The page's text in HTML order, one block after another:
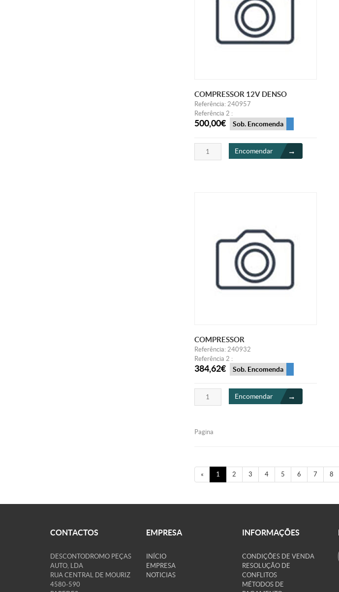
COMPRESSOR 12V DENSO
Referência: 240957
Referência 2 :
500,00€ Sob. Encomenda
Encomendar
COMPRESSOR
Referência: 240932
Referência 2 :
384,62€ Sob. Encomenda
Encomendar
Pagina
« 1 2 3 4 5 6 7 8
CONTACTOS
DESCONTODROMO PEÇAS
AUTO, LDA
RUA CENTRAL DE MOURIZ
4580-590
EMPRESA
INÍCIO
EMPRESA
NOTICIAS
INFORMAÇÕES
CONDIÇÕES DE VENDA
RESOLUÇÃO DE
CONFLITOS
MÉTODOS DE